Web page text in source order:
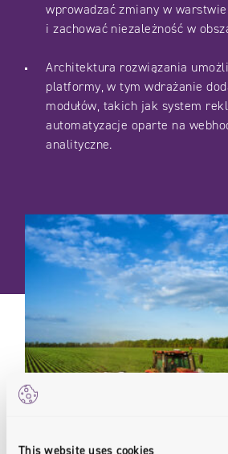
This website uses cookies
wprowadzać zmiany w
i zachować niezależność w
Architektura rozwiązania
platformy, w tym wdrażanie
modułów, takich jak system
automatyzacje oparte na
analityczne.